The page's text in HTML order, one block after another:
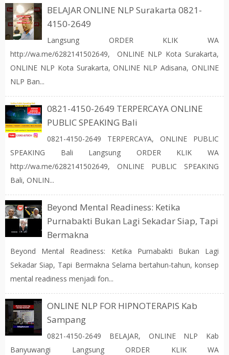
BELAJAR ONLINE NLP Surakarta 0821-
4150-2649
Langsung ORDER KLIK WA
http://wa.me/6282141502649, ONLINE NLP Kota Surakarta,
ONLINE NLP Kota Surakarta, ONLINE NLP Adisana, ONLINE
NLP Ban...
0821-4150-2649 TERPERCAYA ONLINE
PUBLIC SPEAKING Bali
0821-4150-2649 TERPERCAYA, ONLINE PUBLIC
SPEAKING Bali Langsung ORDER KLIK WA
http://wa.me/6282141502649, ONLINE PUBLIC SPEAKING
Bali, ONLIN...
Beyond Mental Readiness: Ketika
Purnabakti Bukan Lagi Sekadar Siap, Tapi
Bermakna
Beyond Mental Readiness: Ketika Purnabakti Bukan Lagi
Sekadar Siap, Tapi Bermakna Selama bertahun-tahun, konsep
mental readiness menjadi fon...
ONLINE NLP FOR HIPNOTERAPIS Kab
Sampang
0821-4150-2649 BELAJAR, ONLINE NLP Kab
Banyuwangi Langsung ORDER KLIK WA